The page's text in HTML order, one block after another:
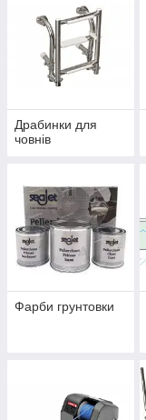
Драбинки для
човнів
Фарби грунтовки